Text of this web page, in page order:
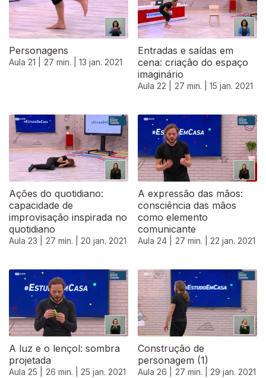
Personagens
Aula 21 | 27 min. | 13 jan. 2021
Entradas e saídas em
cena: criação do espaço
imaginário
Aula 22 | 27 min. | 15 jan. 2021
Ações do quotidiano:
capacidade de
improvisação inspirada no
quotidiano
Aula 23 | 27 min. | 20 jan. 2021
A expressão das mãos:
consciência das mãos
como elemento
comunicante
Aula 24 | 27 min. | 22 jan. 2021
519492
A luz e o lençol: sombra
projetada
Aula 25 | 26 min. | 25 jan. 2021
Construção de
personagem (1)
Aula 26 | 27 min. | 29 jan. 2021